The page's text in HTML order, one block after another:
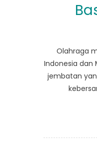
Olahraga
Indonesia dan
jembatan